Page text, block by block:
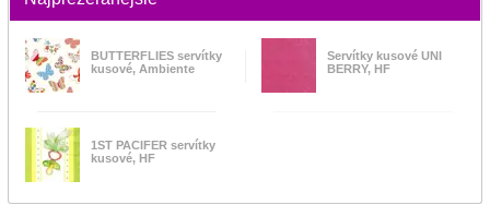
BUTTERFLIES servítky
kusové, Ambiente
Servítky kusové UNI
BERRY, HF
1ST PACIFER servítky
kusové, HF